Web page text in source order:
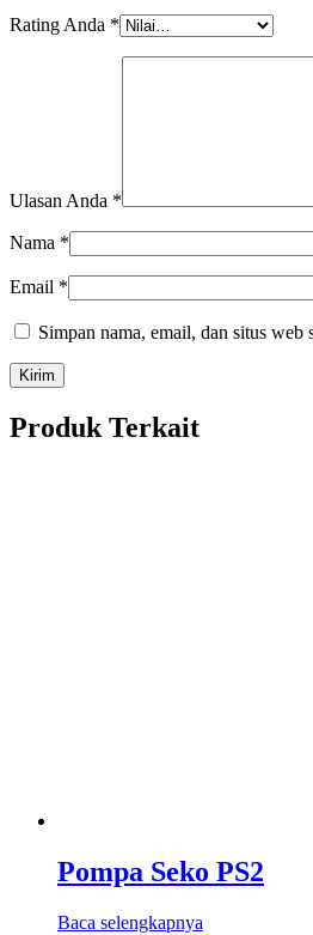
Rating Anda *
Ulasan Anda *
Nama *
Email *
Simpan nama, email, dan situs
Produk Terkait
Pompa Seko PS2
Baca selengkapnya